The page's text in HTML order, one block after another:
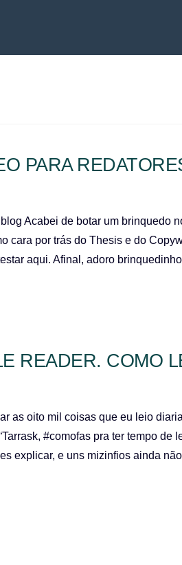
PARA
Acabei de botar um brinquedo
cara por trás do Thesis e do
aqui. Afinal, adoro
READER. COMO
as oito mil coisas que eu leio
#comofas pra ter tempo de
explicar, e uns mizinfios ainda